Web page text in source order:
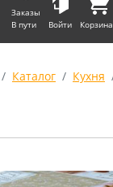
Заказы
В пути
Войти Корзина
Каталог Кухня